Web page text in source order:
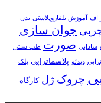
اف آموزش بلفاروپلاستی بدن
جوان سازی
شادابی صورت طب سنتی
ویدئو پلاسماتراپی پلک
چروک ژل کارگاه